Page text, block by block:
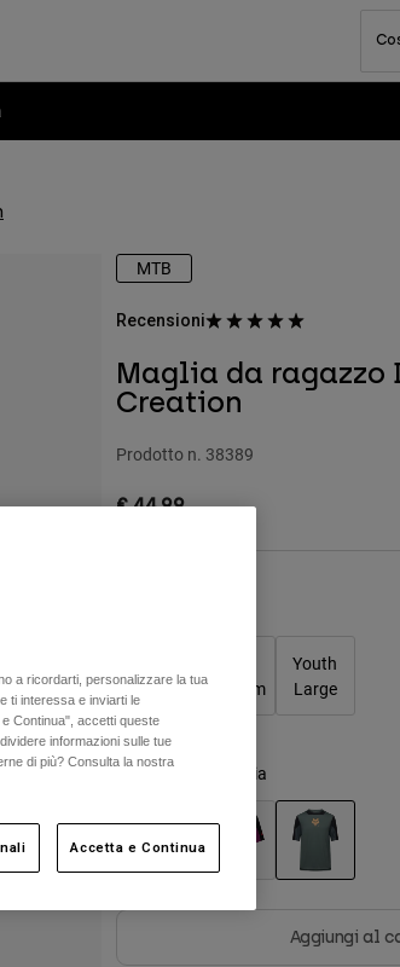
MTB
Recensioni
Maglia da ragazzo
Creation
Prodotto n. 38389
€ 44.99
Small
Medium
Youth
Large
Colore - Verde salvia
Aggiungi al
a ricordarti, personalizzare la tua
ti interessa e inviarti le
Continua", accetti queste
informazioni sulle tue
di più? Consulta la nostra
Accetta e Continua